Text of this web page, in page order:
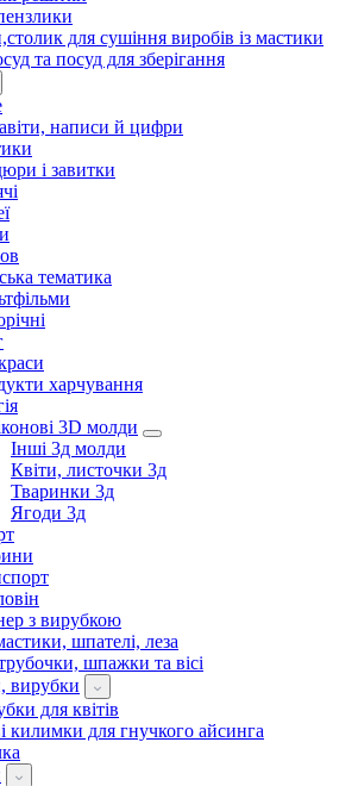
для сушіння виробів із мастики
та посуд для зберігання
написи й цифри
і завитки
тематика
харчування
3D молди
Інші 3д молди
Квіти, листочки 3д
Тваринки 3д
Ягоди 3д
з вирубкою
шпателі, леза
шпажки та вісі
вирубки
для квітів
килимки для гнучкого айсинга